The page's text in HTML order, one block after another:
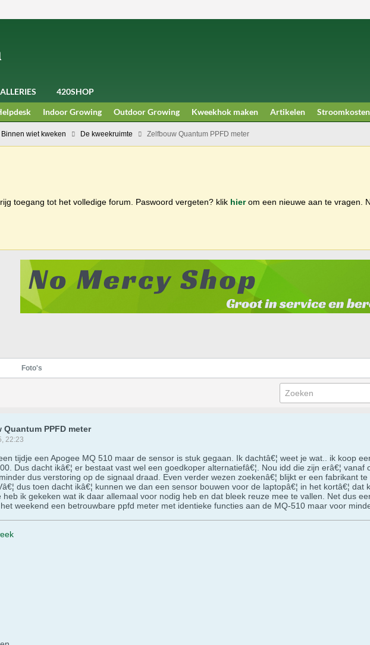
420SHOP
Indoor Growing Outdoor Growing Kweekhok maken Artikelen Stroomkosten
Binnen wiet kweken De kweekruimte Zelfbouw Quantum PPFD meter
toegang tot het volledige forum. Paswoord vergeten? klik hierom een nieuwe aan te vragen.
Foto's
Quantum PPFD meter
22:23
tijdje een Apogee MQ 510 maar de sensor is stuk gegaan. Ik dachtâ€¦ weet je wat.. ik koop
Dus dacht ikâ€¦ er bestaat vast wel een goedkoper alternatiefâ€¦. Nou idd die zijn erâ€¦
dus verstoring op de signaal draad. Even verder wezen zoekenâ€¦ blijkt er een fabrikant
dus toen dacht ikâ€¦ kunnen we dan een sensor bouwen voor de laptopâ€¦ in het kortâ€¦
heb ik gekeken wat ik daar allemaal voor nodig heb en dat bleek reuze mee te vallen. Net dus
weekend een betrouwbare ppfd meter met identieke functies aan de MQ-510 maar voor